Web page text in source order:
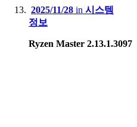
2025/11/28 in 시스템
정보
Ryzen Master 2.13.1.3097